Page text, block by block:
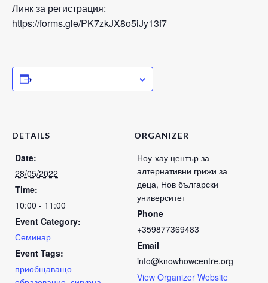
Линк за регистрация:
https://forms.gle/PK7zkJX8o5iJy13f7
DETAILS
Date:
28/05/2022
Time:
10:00 - 11:00
Event Category:
Семинар
Event Tags:
приобщаващо
ORGANIZER
Ноу-хау център за
алтернативни грижи за
деца, Нов български
университет
Phone
+359877369483
Email
info@knowhowcentre.org
View Organizer Website